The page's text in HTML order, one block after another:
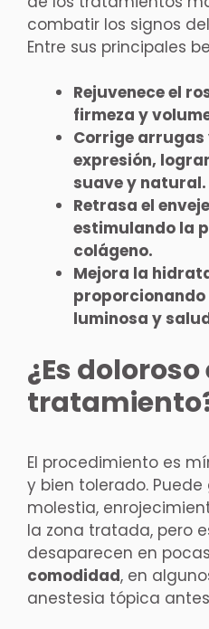
combatir los signos
Entre sus principales
Rejuvenece el
firmeza y
Corrige arrugas
expresión,
suave y natural.
Retrasa el
estimulando la
colágeno.
Mejora la
luminosa y
¿Es doloroso
El procedimiento es
y bien tolerado.
molestia,
la zona tratada, pero
desaparecen en
comodidad, en
anestesia tópica